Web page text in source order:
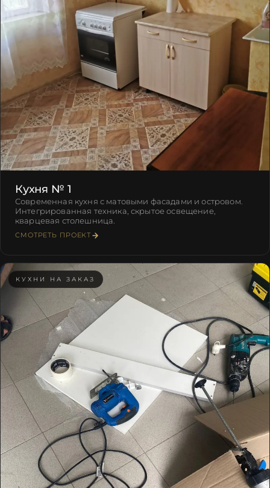
Кухня № 1
Современная кухня с матовыми фасадами и островом.
Интегрированная техника, скрытое освещение,
кварцевая столешница.
СМОТРЕТЬ ПРОЕКТ
КУХНИ НА ЗАКАЗ